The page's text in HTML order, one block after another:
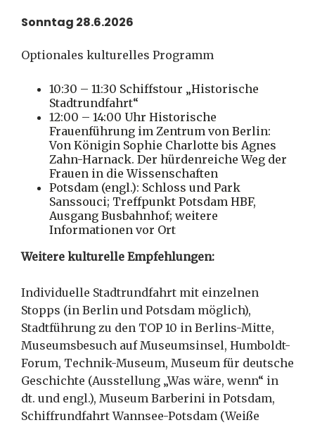
Sonntag 28.6.2026
Optionales kulturelles Programm
10:30 – 11:30 Schiffstour „Historische
Stadtrundfahrt“
12:00 – 14:00 Uhr Historische
Frauenführung im Zentrum von Berlin:
Von Königin Sophie Charlotte bis Agnes
Zahn-Harnack. Der hürdenreiche Weg der
Frauen in die Wissenschaften
Potsdam (engl.): Schloss und Park
Sanssouci; Treffpunkt Potsdam HBF,
Ausgang Busbahnhof; weitere
Informationen vor Ort
Weitere kulturelle Empfehlungen:
Individuelle Stadtrundfahrt mit einzelnen
Stopps (in Berlin und Potsdam möglich),
Stadtführung zu den TOP 10 in Berlins-Mitte,
Museumsbesuch auf Museumsinsel, Humboldt-
Forum, Technik-Museum, Museum für deutsche
Geschichte (Ausstellung „Was wäre, wenn“ in
dt. und engl.), Museum Barberini in Potsdam,
Schiffrundfahrt Wannsee-Potsdam (Weiße